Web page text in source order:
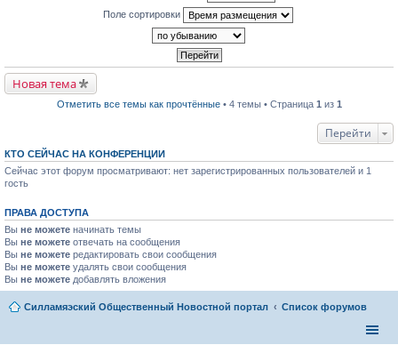
у
с
о
о
б
и
ю
и
т
а
н
н
с
о
о
н
ю
р
о
ч
и
о
м
о
б
щ
е
н
и
ю
у
н
е
п
т
н
м
у
с
о
о
щ
е
н
и
р
о
м
у
р
о
ч
н
н
о
м
у
с
о
о
щ
Поле сортировки
Новая тема
Отметить все темы как прочтённые• 4 темы • Страница 1 из 1
Перейти
КТО СЕЙЧАС НА КОНФЕРЕНЦИИ
Сейчас этот форум просматривают: нет зарегистрированных пользователей и 1
гость
ПРАВА ДОСТУПА
Вы не можете начинать темы
Вы не можете отвечать на сообщения
Вы не можете редактировать свои сообщения
Вы не можете удалять свои сообщения
Вы не можете добавлять вложения
Силламяэский Общественный Новостной портал Список форумов